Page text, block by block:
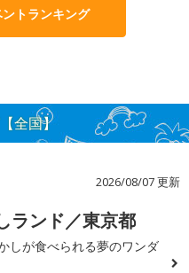
トランキング
全国】
2026/08/07 更新
ランド／東京都
しが食べられる夢のワンダ